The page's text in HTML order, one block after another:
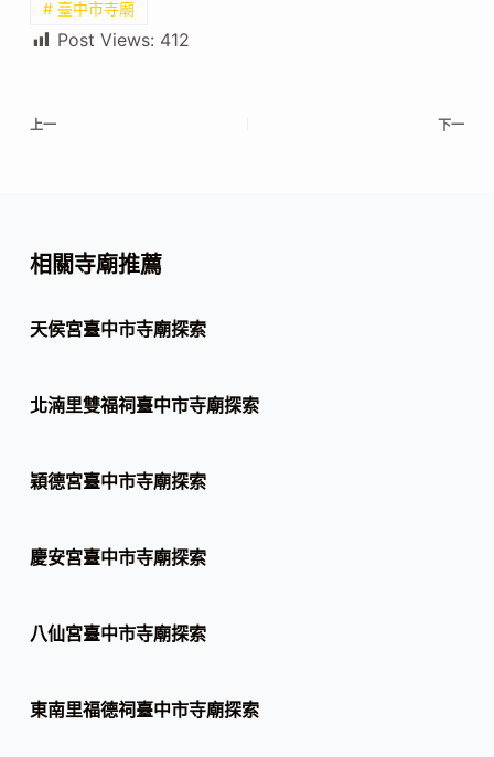
# 臺中市寺廟
Post Views: 412
上一 下一
相關寺廟推薦
天侯宮臺中市寺廟探索
北湳里雙福祠臺中市寺廟探索
穎德宮臺中市寺廟探索
慶安宮臺中市寺廟探索
八仙宮臺中市寺廟探索
東南里福德祠臺中市寺廟探索